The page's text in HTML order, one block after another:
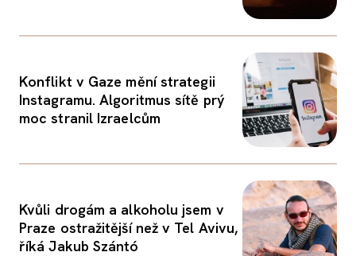
Konflikt v Gaze mění strategii
Instagramu. Algoritmus sítě prý
moc stranil Izraelcům
Kvůli drogám a alkoholu jsem v
Praze ostražitější než v Tel Avivu,
říká Jakub Szántó